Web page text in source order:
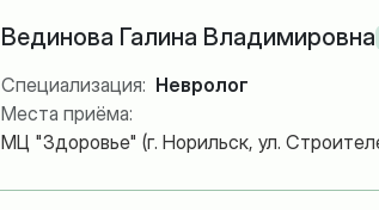
Вединова Галина Владимировна
Специализация: Невролог
Места приёма:
МЦ "Здоровье" (г. Норильск, ул.